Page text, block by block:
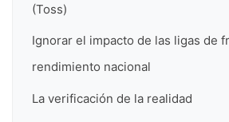
(Toss)
Ignorar el impacto de las ligas de
rendimiento nacional
La verificación de la realidad